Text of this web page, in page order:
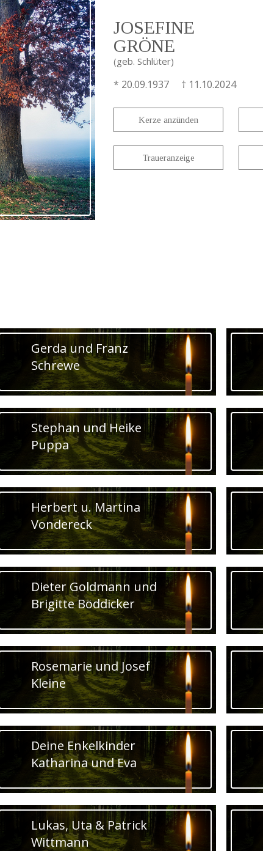
JOSEFINE
GRÖNE
(geb. Schlüter)
* 20.09.1937 † 11.10.2024
Kerze anzünden
Traueranzeige
Gerda und Franz
Schrewe
Stephan und Heike
Puppa
Herbert u. Martina
Vondereck
Dieter Goldmann und
Brigitte Böddicker
Rosemarie und Josef
Kleine
Deine Enkelkinder
Katharina und Eva
Lukas, Uta & Patrick
Wittmann